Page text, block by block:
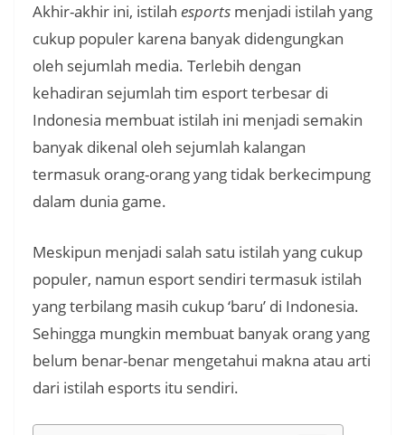
Akhir-akhir ini, istilah esports menjadi istilah yang
cukup populer karena banyak didengungkan
oleh sejumlah media. Terlebih dengan
kehadiran sejumlah tim esport terbesar di
Indonesia membuat istilah ini menjadi semakin
banyak dikenal oleh sejumlah kalangan
termasuk orang-orang yang tidak berkecimpung
dalam dunia game.
Meskipun menjadi salah satu istilah yang cukup
populer, namun esport sendiri termasuk istilah
yang terbilang masih cukup ‘baru’ di Indonesia.
Sehingga mungkin membuat banyak orang yang
belum benar-benar mengetahui makna atau arti
dari istilah esports itu sendiri.